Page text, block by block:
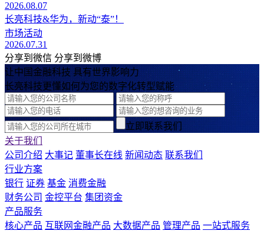
2026.08.07
长亮科技&华为，新动“泰”！
市场活动
2026.07.31
分享到微信 分享到微博
让中国金融科技 具有世界影响力
长亮科技更懂如何为您的数字化转型赋能
立即联系我们
关于我们
公司介绍 大事记 董事长在线 新闻动态 联系我们
行业方案
银行 证券 基金 消费金融
财务公司 金控平台 集团资金
产品服务
核心产品 互联网金融产品 大数据产品 管理产品 一站式服务